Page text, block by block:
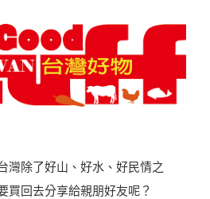
灣除了好山、好水、好民情之
買回去分享給親朋好友呢？